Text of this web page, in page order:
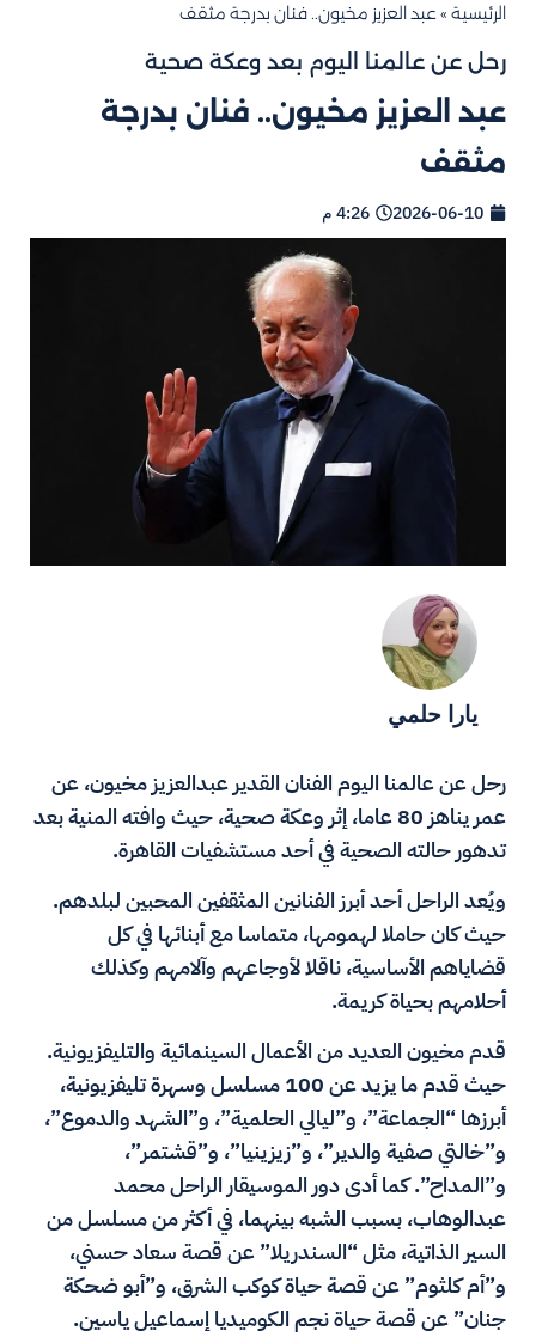
الرئيسية »عبد العزيز مخيون.. فنان بدرجة مثقف
رحل عن عالمنا اليوم بعد وعكة صحية
عبد العزيز مخيون.. فنان بدرجة
مثقف
2026-06-10 4:26 م
يارا حلمي
رحل عن عالمنا اليوم الفنان القدير عبدالعزيز مخيون، عن
عمر يناهز 80 عاما، إثر وعكة صحية، حيث وافته المنية بعد
تدهور حالته الصحية في أحد مستشفيات القاهرة.
ويُعد الراحل أحد أبرز الفنانين المثقفين المحبين لبلدهم.
حيث كان حاملا لهمومها، متماسا مع أبنائها في كل
قضاياهم الأساسية، ناقلا لأوجاعهم وآلامهم وكذلك
أحلامهم بحياة كريمة.
قدم مخيون العديد من الأعمال السينمائية والتليفزيونية.
حيث قدم ما يزيد عن 100 مسلسل وسهرة تليفزيونية،
أبرزها “الجماعة”، و”ليالي الحلمية”، و”الشهد والدموع”،
و”خالتي صفية والدير”، و”زيزينيا”، و”قشتمر”،
و”المداح”. كما أدى دور الموسيقار الراحل محمد
عبدالوهاب، بسبب الشبه بينهما، في أكثر من مسلسل من
السير الذاتية، مثل “السندريلا” عن قصة سعاد حسني،
و”أم كلثوم” عن قصة حياة كوكب الشرق، و”أبو ضحكة
جنان” عن قصة حياة نجم الكوميديا إسماعيل ياسين.